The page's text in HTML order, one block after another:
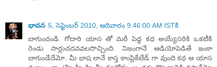
భావన 5, సెప్టెంబర్ 2010, ఆదివారం 9:46:00 AM ISTకి
బాగుందండి. గోదారి యాస తో మరీ పెద్ద కధ అయ్యేసరికి ఒకటీకి
రెండు సార్లుచదవవలసొచ్చింది. నిజంగానే ఆడియోపెడితే ఇంకా
బాగుండేదేమో. మీ భాష లానే కాస్త కాంప్లికేటేడ్ గా వుంది కధ ఆ యాస